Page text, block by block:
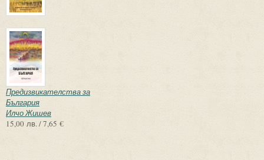
Предизвикателства за
България
Илчо Жишев
15,00 лв. / 7,65 €